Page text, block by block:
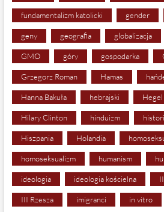
fundamentalizm katolicki gender
geny geografia globalizacja
GMO góry gospodarka
Grzegorz Roman Hamas
Hanna Bakuła hebrajski Hegel
Hilary Clinton hinduizm
Hiszpania Holandia
homoseksualizm humanism
ideologia ideologia kościelna
III Rzesza imigranci in vitro